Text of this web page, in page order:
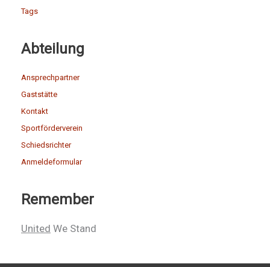
Tags
Abteilung
Ansprechpartner
Gaststätte
Kontakt
Sportförderverein
Schiedsrichter
Anmeldeformular
Remember
United We Stand